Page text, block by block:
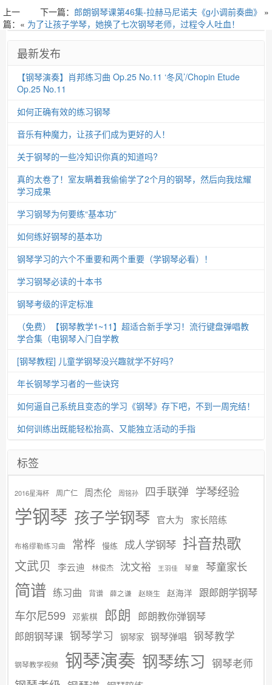
下一篇： 郎朗钢琴课第46集-拉赫马尼诺夫《g小调前奏曲》 »
上一
篇：« 为了让孩子学琴，她换了七次钢琴老师，过程令人吐血！
最新发布
【钢琴演奏】肖邦练习曲 Op.25 No.11 ‘冬风’/Chopin Etude
Op.25 No.11
如何正确有效的练习钢琴
音乐有种魔力，让孩子们成为更好的人！
关于钢琴的一些冷知识你真的知道吗?
真的太卷了！室友瞒着我偷偷学了2个月的钢琴，然后向我炫耀
学习成果
学习钢琴为何要练“基本功”
如何练好钢琴的基本功
钢琴学习的六个不重要和两个重要（学钢琴必看）！
学习钢琴必读的十本书
钢琴考级的评定标准
（免费）【钢琴教学1~11】超适合新手学习！流行键盘弹唱教
学合集（电钢琴入门自学教
[钢琴教程] 儿童学钢琴没兴趣就学不好吗?
年长钢琴学习者的一些诀窍
如何逼自己系统且变态的学习《钢琴》存下吧，不到一周完结！
如何训练出既能轻松抬高、又能独立活动的手指
标签
2016星海杯 周广仁 周杰伦 周铭孙 四手联弹 学琴经验
学钢琴 孩子学钢琴 官大为 家长陪练
布格缪勒练习曲 常桦 慢练 成人学钢琴 抖音热歌
文武贝 李云迪 林俊杰 沈文裕 王羽佳 琴童 琴童家长
简谱 练习曲 背谱 薛之谦 赵晓生 赵海洋 跟郎朗学钢琴
车尔尼599 邓紫棋 郎朗 郎朗教你弹钢琴
郎朗钢琴课 钢琴学习 钢琴家 钢琴弹唱 钢琴教学
钢琴教学视频 钢琴演奏 钢琴练习 钢琴老师